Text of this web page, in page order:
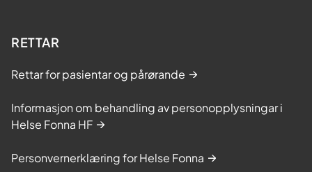
RETTAR
Rettar for pasientar og pårørande
Informasjon om behandling av personopplysningar i
Helse Fonna HF
Personvernerklæring for Helse Fonna